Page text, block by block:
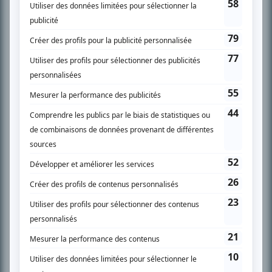
SUR LE RÉSEAU BIZZ MÉDIA
Accueil
Liste des oeuvres
Liste des comédiens
Recherche avancée
À propos
Nous contacter
Termes et conditions
Politique de confidentialité